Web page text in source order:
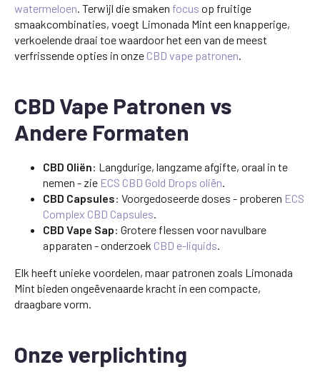
watermeloen. Terwijl die smaken focus op fruitige
smaakcombinaties, voegt Limonada Mint een knapperige,
verkoelende draai toe waardoor het een van de meest
verfrissende opties in onze CBD vape patronen.
CBD Vape Patronen vs
Andere Formaten
CBD Oliën: Langdurige, langzame afgifte, oraal in te
nemen - zie ECS CBD Gold Drops oliën.
CBD Capsules: Voorgedoseerde doses - proberen ECS
Complex CBD Capsules.
CBD Vape Sap: Grotere flessen voor navulbare
apparaten - onderzoek CBD e-liquids.
Elk heeft unieke voordelen, maar patronen zoals Limonada
Mint bieden ongeëvenaarde kracht in een compacte,
draagbare vorm.
Onze verplichting